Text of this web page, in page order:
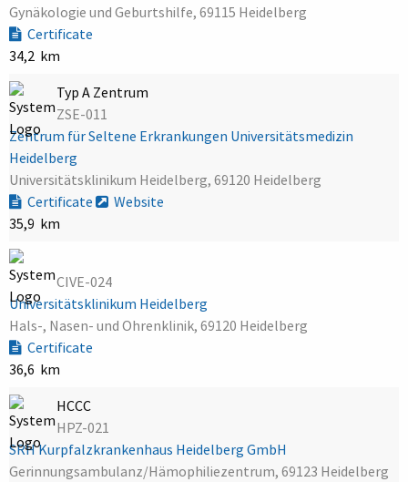
Gynäkologie und Geburtshilfe, 69115 Heidelberg
Certificate
34,2 km
Typ A Zentrum
ZSE-011
Zentrum für Seltene Erkrankungen Universitätsmedizin
Heidelberg
Universitätsklinikum Heidelberg, 69120 Heidelberg
Certificate
Website
35,9 km
CIVE-024
Universitätsklinikum Heidelberg
Hals-, Nasen- und Ohrenklinik, 69120 Heidelberg
Certificate
36,6 km
HCCC
HPZ-021
SRH Kurpfalzkrankenhaus Heidelberg GmbH
Gerinnungsambulanz/Hämophiliezentrum, 69123 Heidelberg